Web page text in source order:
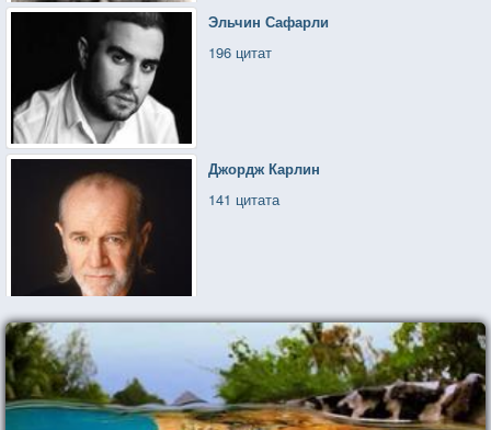
Эльчин Сафарли
196 цитат
Джордж Карлин
141 цитата